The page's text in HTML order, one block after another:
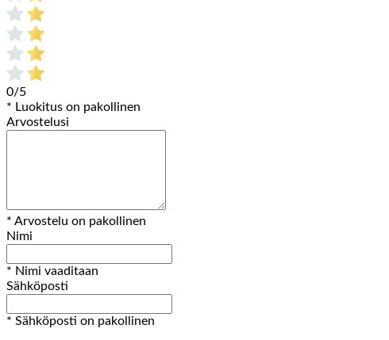
0/5
* Luokitus on pakollinen
Arvostelusi
* Arvostelu on pakollinen
Nimi
* Nimi vaaditaan
Sähköposti
* Sähköposti on pakollinen